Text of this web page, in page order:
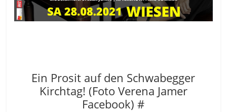
Ein Prosit auf den Schwabegger
Kirchtag! (Foto Verena Jamer
Facebook) #